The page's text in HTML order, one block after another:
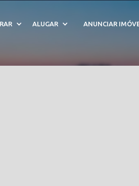
ALUGAR ANUNCIAR
Costa